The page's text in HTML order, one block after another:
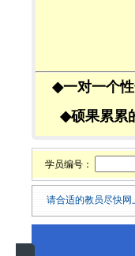
◆一对一
◆硕果累
学员编号：
请合适的教员尽快